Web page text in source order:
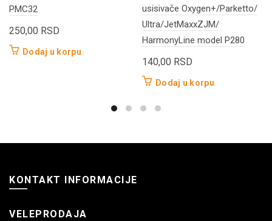
PMC32
250,00 RSD
Dodaj u korpu
usisivače Oxygen+/Parketto/
Ultra/JetMaxxZJM/
HarmonyLine model P280
140,00 RSD
Dodaj u korpu
KONTAKT INFORMACIJE
VELEPRODAJA